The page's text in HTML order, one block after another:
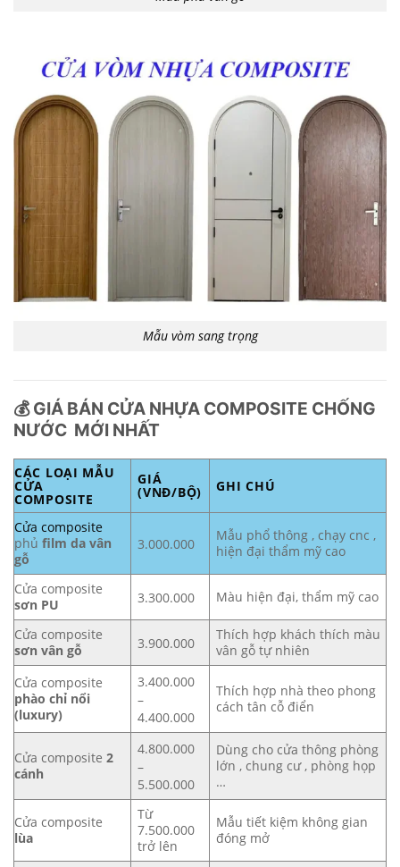
Mẫu vòm sang trọng
💰 GIÁ BÁN CỬA NHỰA COMPOSITE CHỐNG
NƯỚC MỚI NHẤT
CÁC LOẠI MẪU
CỬA
COMPOSITE
GIÁ
(VNĐ/BỘ) GHI CHÚ
Cửa composite
phủ film da vân
gỗ
3.000.000
Mẫu phổ thông , chạy cnc ,
hiện đại thẩm mỹ cao
Cửa composite
sơn PU
3.300.000 Màu hiện đại, thẩm mỹ cao
Cửa composite
sơn vân gỗ
3.900.000
Thích hợp khách thích màu
vân gỗ tự nhiên
Cửa composite
phào chỉ nổi
(luxury)
3.400.000
–
4.400.000
Thích hợp nhà theo phong
cách tân cỗ điển
Cửa composite 2
cánh
4.800.000
–
5.500.000
Dùng cho cửa thông phòng
lớn , chung cư , phòng họp
…
Cửa composite
lùa
Từ
7.500.000
trở lên
Mẫu tiết kiệm không gian
đóng mở